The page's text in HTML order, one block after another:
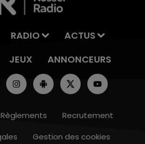
RADIO
ACTUS
JEUX ANNONCEURS
Règlements
Recrutement
Gestion des cookies